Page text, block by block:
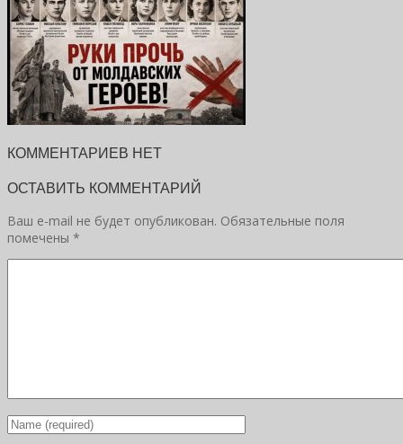
КОММЕНТАРИЕВ НЕТ
ОСТАВИТЬ КОММЕНТАРИЙ
Ваш e-mail не будет опубликован. Обязательные поля
помечены *